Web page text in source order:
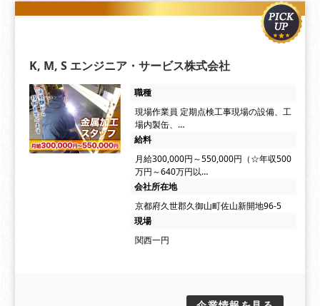
K, M, S エンジニア・サービス株式会社
職種
現場作業員 定期点検工事現場の設備、工
場内製缶、…
給料
月給300,000円～550,000円（☆年収500
万円～640万円以…
会社所在地
京都府久世郡久御山町佐山新開地96-5
現場
関西一円